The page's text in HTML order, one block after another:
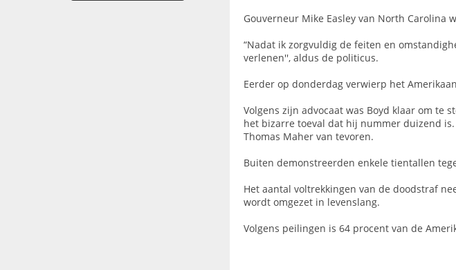
Gouverneur Mike Easley van North
“Nadat ik zorgvuldig de feiten en
verlenen'', aldus de politicus.
Eerder op donderdag verwierp het
Volgens zijn advocaat was Boyd klaar om te
het bizarre toeval dat hij nummer duizend
Thomas Maher van tevoren.
Buiten demonstreerden enkele tientallen
Het aantal voltrekkingen van de doodstraf
wordt omgezet in levenslang.
Volgens peilingen is 64 procent van de